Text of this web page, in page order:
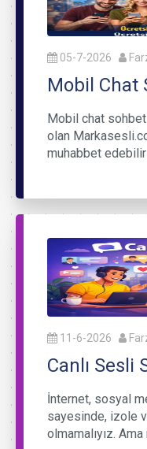
05-7-2026
Mobil Chat
Mobil chat
olan
muhabbet
11-6-2026
Canlı Sesli
İnternet, sosyal
sayesinde, izole
olmamalıyız.